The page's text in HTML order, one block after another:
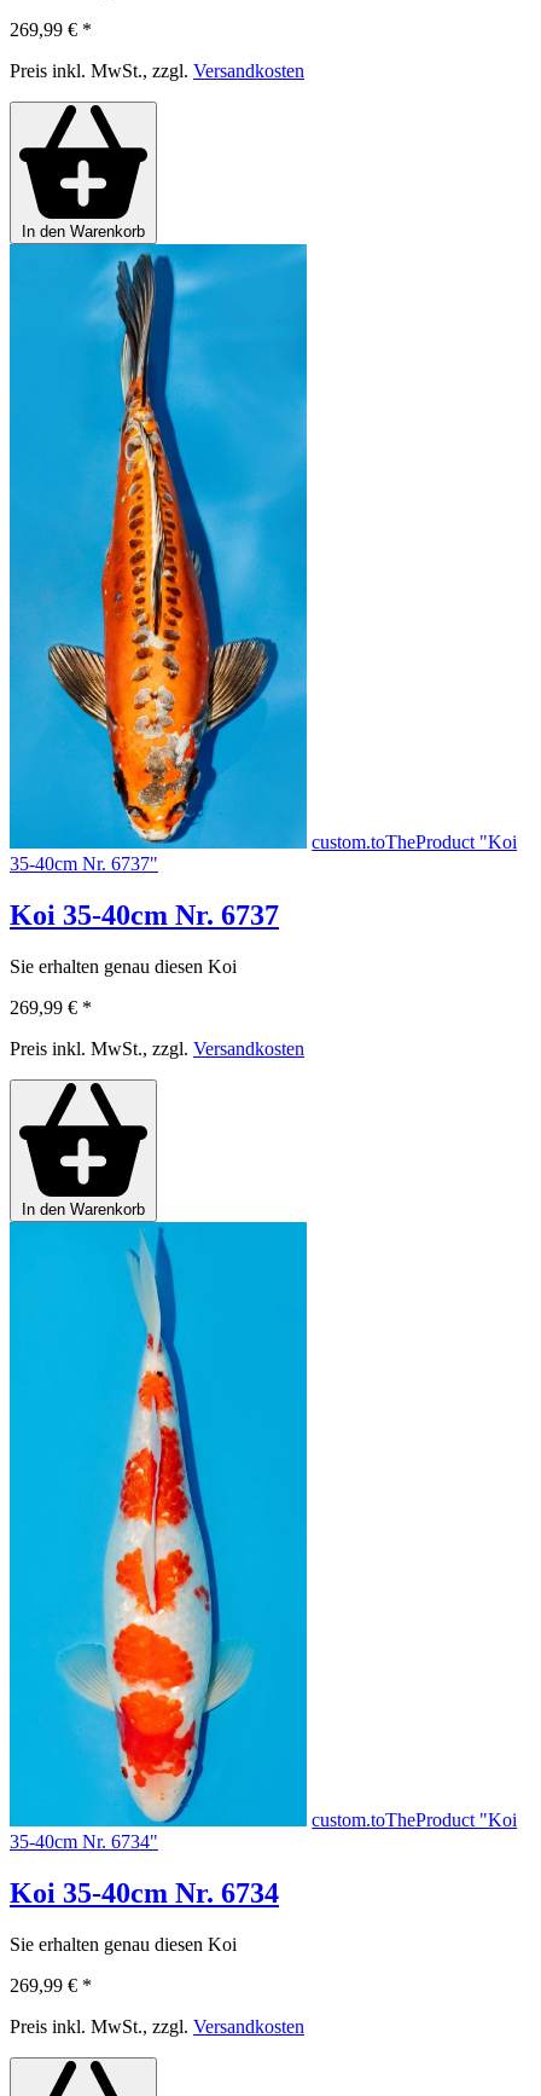
269,99 € *
Preis inkl. MwSt., zzgl. Versandkosten
In den Warenkorb
custom.toTheProduct "Koi
35-40cm Nr. 6737"
Koi 35-40cm Nr. 6737
Sie erhalten genau diesen Koi
269,99 € *
Preis inkl. MwSt., zzgl. Versandkosten
In den Warenkorb
custom.toTheProduct "Koi
35-40cm Nr. 6734"
Koi 35-40cm Nr. 6734
Sie erhalten genau diesen Koi
269,99 € *
Preis inkl. MwSt., zzgl. Versandkosten